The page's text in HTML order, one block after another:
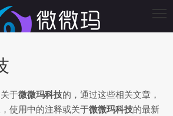
于微微玛科技的，通过这些相关文章，
使用中的注释或关于微微玛科技的最新